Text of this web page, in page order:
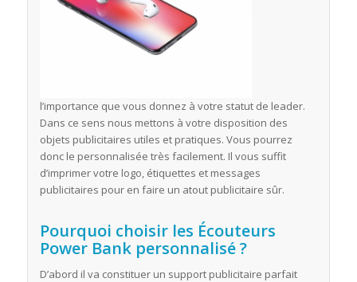
l’importance que vous donnez à votre statut de leader.
Dans ce sens nous mettons à votre disposition des
objets publicitaires utiles et pratiques. Vous pourrez
donc le personnalisée très facilement. Il vous suffit
d’imprimer votre logo, étiquettes et messages
publicitaires pour en faire un atout publicitaire sûr.
Pourquoi choisir les Écouteurs
Power Bank personnalisé ?
D’abord il va constituer un support publicitaire parfait